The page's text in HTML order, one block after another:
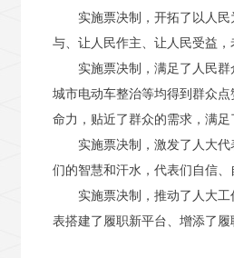
实施票决制，开拓了以人
与、让人民作主、让人民受益，
实施票决制，满足了人民
城市电动车整治等均得到群众
命力，贴近了群众的需求，满足
实施票决制，激发了人大
们的智慧和汗水，代表们自信、
实施票决制，推动了人大
表搭建了履职新平台、增添了